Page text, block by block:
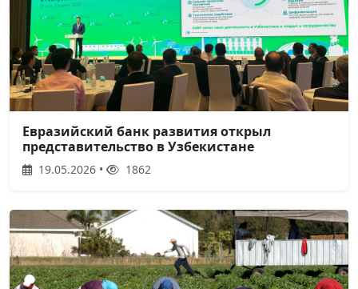
Евразийский банк развития открыл
представительство в Узбекистане
19.05.2026 • 1862